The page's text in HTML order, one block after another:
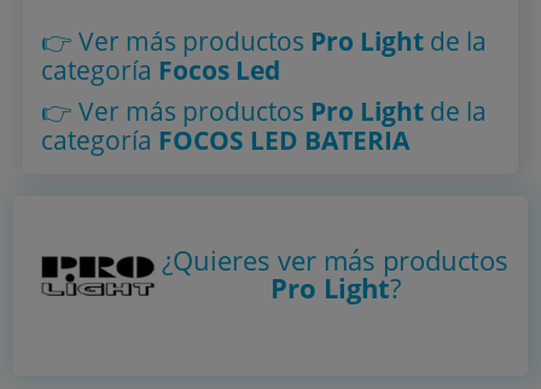
👉 Ver más productos Pro Lightde la
categoría Focos Led
👉 Ver más productos Pro Lightde la
categoría FOCOS LED BATERIA
¿Quieres ver más productos
Pro Light?